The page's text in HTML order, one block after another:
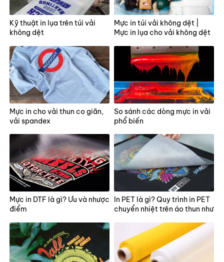
Kỹ thuật in lụa trên túi vải
không dệt
Mực in túi vải không dệt |
Mực in lụa cho vải không dệt
Mực in cho vải thun co giãn,
vải spandex
So sánh các dòng mực in vải
phổ biến
Mực in DTF là gì? Ưu và nhược
điểm
In PET là gì? Quy trình in PET
chuyển nhiệt trên áo thun như